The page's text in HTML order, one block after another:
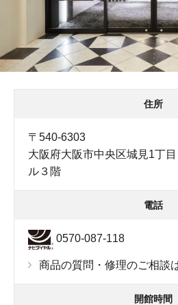
住所
〒540-6303
大阪府大阪市中央区城見1丁
ル３階
電話
0570-087-118
商品の質問・修理のご相談
開館時間